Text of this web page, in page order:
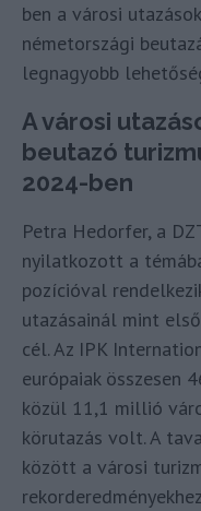
ben a városi
németországi
legnagyobb
A városi
beutazó
2024-ben
Petra Hedorfer, a
nyilatkozott a
pozícióval
utazásainál mint
cél. Az IPK
európaiak összesen
közül 11,1 millió
körutazás volt. A
között a városi